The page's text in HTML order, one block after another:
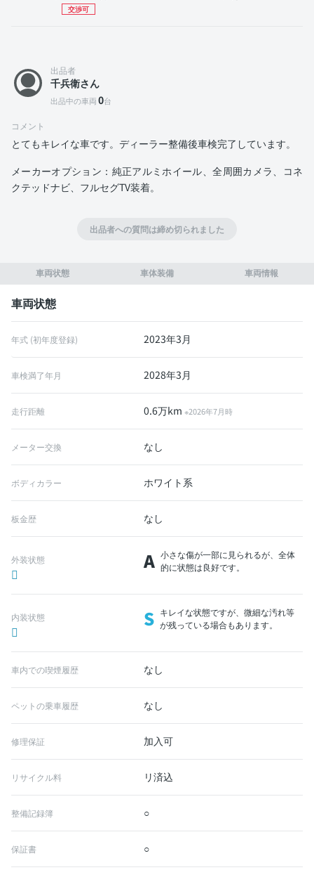
交渉可
車両状態 車体装備 車両情報
車両状態
年式 (初年度登録) 2023年3月
車検満了年月 2028年3月
走行距離 0.6万km※2026年7月時
メーター交換 なし
ボディカラー ホワイト系
板金歴 なし
外装状態 A 小さな傷が一部に見られるが、全体
的に状態は良好です。
内装状態 S キレイな状態ですが、微細な汚れ等
が残っている場合もあります。
車内での喫煙履歴 なし
ペットの乗車履歴 なし
修理保証 加入可
リサイクル料 リ済込
整備記録簿 ○
保証書 ○
出品者
千兵衛さん
出品中の車両0台
コメント
とてもキレイな車です。ディーラー整備後車検完了しています。
メーカーオプション：純正アルミホイール、全周囲カメラ、コネ
クテッドナビ、フルセグTV装着。
出品者への質問は締め切られました